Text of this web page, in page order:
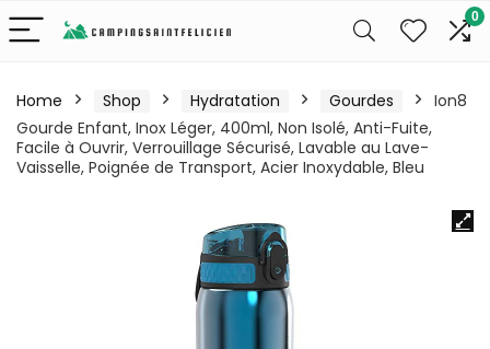
0
Home Shop Hydratation Gourdes
Ion8
Gourde Enfant, Inox Léger, 400ml, Non Isolé, Anti-Fuite,
Facile à Ouvrir, Verrouillage Sécurisé, Lavable au Lave-
Vaisselle, Poignée de Transport, Acier Inoxydable, Bleu